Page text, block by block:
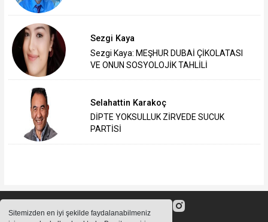
Sitemizden en iyi şekilde faydalanabilmeniz
Sezgi Kaya
Sezgi Kaya: MEŞHUR DUBAİ ÇİKOLATASI
VE ONUN SOSYOLOJİK TAHLİLİ
Selahattin Karakoç
DİPTE YOKSULLUK ZİRVEDE SUCUK
PARTİSİ